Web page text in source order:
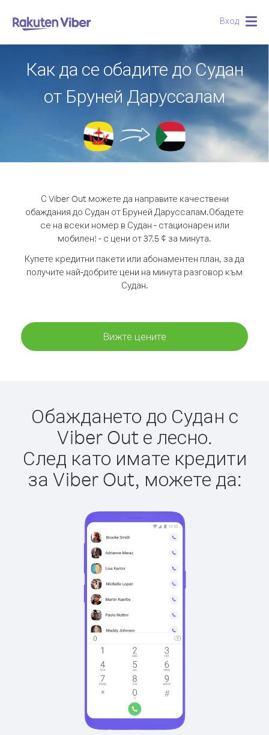
Вход
Как да се обадите до Судан
от Бруней Даруссалам
С Viber Out можете да направите качествени
обаждания до Судан от Бруней Даруссалам.Обадете
се на всеки номер в Судан - стационарен или
мобилен! - с цени от 37.5 ¢ за минута.
Купете кредитни пакети или абонаментен план, за да
получите най-добрите цени на минута разговор към
Судан.
Вижте цените
Обаждането до Судан с
Viber Out е лесно.
След като имате кредити
за Viber Out, можете да: